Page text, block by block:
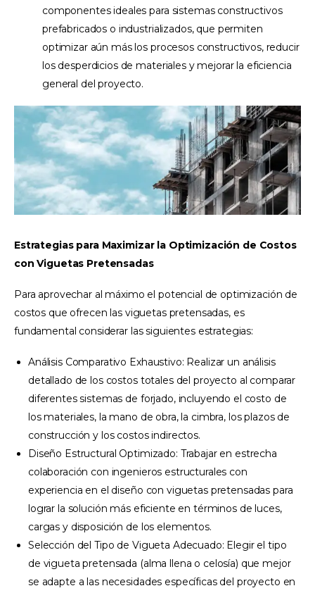
componentes ideales para sistemas constructivos
prefabricados o industrializados, que permiten
optimizar aún más los procesos constructivos, reducir
los desperdicios de materiales y mejorar la eficiencia
general del proyecto.
Estrategias para Maximizar la Optimización de Costos
con Viguetas Pretensadas
Para aprovechar al máximo el potencial de optimización de
costos que ofrecen las viguetas pretensadas, es
fundamental considerar las siguientes estrategias:
Análisis Comparativo Exhaustivo: Realizar un análisis
detallado de los costos totales del proyecto al comparar
diferentes sistemas de forjado, incluyendo el costo de
los materiales, la mano de obra, la cimbra, los plazos de
construcción y los costos indirectos.
Diseño Estructural Optimizado: Trabajar en estrecha
colaboración con ingenieros estructurales con
experiencia en el diseño con viguetas pretensadas para
lograr la solución más eficiente en términos de luces,
cargas y disposición de los elementos.
Selección del Tipo de Vigueta Adecuado: Elegir el tipo
de vigueta pretensada (alma llena o celosía) que mejor
se adapte a las necesidades específicas del proyecto en